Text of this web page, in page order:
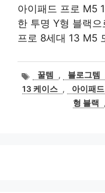
아이패드 프로 M5
한 투명 Y형 블랙
프로 8세대 13 M5
태
그
꿀템 , 블로그템
13 케이스 , 아이패
형 블랙
,